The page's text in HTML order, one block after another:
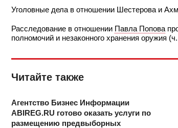
Уголовные дела в отношении Шестерова и
Расследование в отношении Павла Попова
полномочий и незаконного хранения оружия
Читайте также
Агентство Бизнес Информации
ABIREG.RU готово оказать услуги по
размещению предвыборных